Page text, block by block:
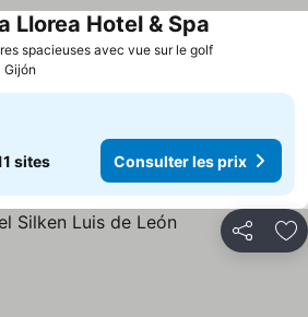
spacieuses avec vue sur le golfConsulter
Llorea Hotel & Spa
Gijón
sites Consulter les prix
Partager